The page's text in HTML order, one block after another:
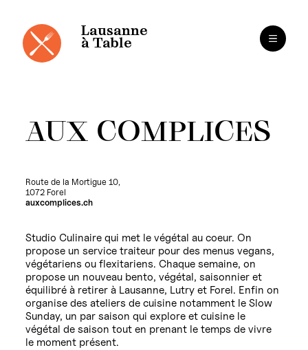
Lausanne
à Table
AUX COMPLICES
Route de la Mortigue 10,
1072 Forel
auxcomplices.ch
Studio Culinaire qui met le végétal au coeur. On
propose un service traiteur pour des menus vegans,
végétariens ou flexitariens. Chaque semaine, on
propose un nouveau bento, végétal, saisonnier et
équilibré à retirer à Lausanne, Lutry et Forel. Enfin on
organise des ateliers de cuisine notamment le Slow
Sunday, un par saison qui explore et cuisine le
végétal de saison tout en prenant le temps de vivre
le moment présent.